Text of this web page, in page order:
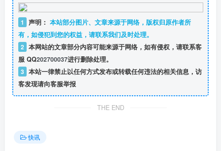
1 声明： 本站部分图片、文章来源于网络，版权归原作者所
有，如侵犯到您的权益，请联系我们及时处理。
2 本网站的文章部分内容可能来源于网络，如有侵权，请联系客
服 QQ202700037进行删除处理。
3 本站一律禁止以任何方式发布或转载任何违法的相关信息，访
客发现请向客服举报
THE END
快讯